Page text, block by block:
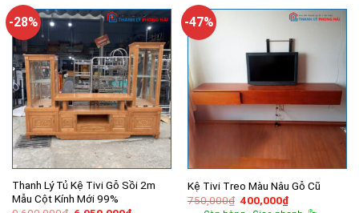
500,000₫.
-28%
Thanh Lý Tủ Kệ Tivi Gỗ Sồi 2m
Mẫu Cột Kính Mới 99%
-47%
Kệ Tivi Treo Màu Nâu Gỗ Cũ
750,000₫ Giá
gốc
400,000₫Giá
hiện